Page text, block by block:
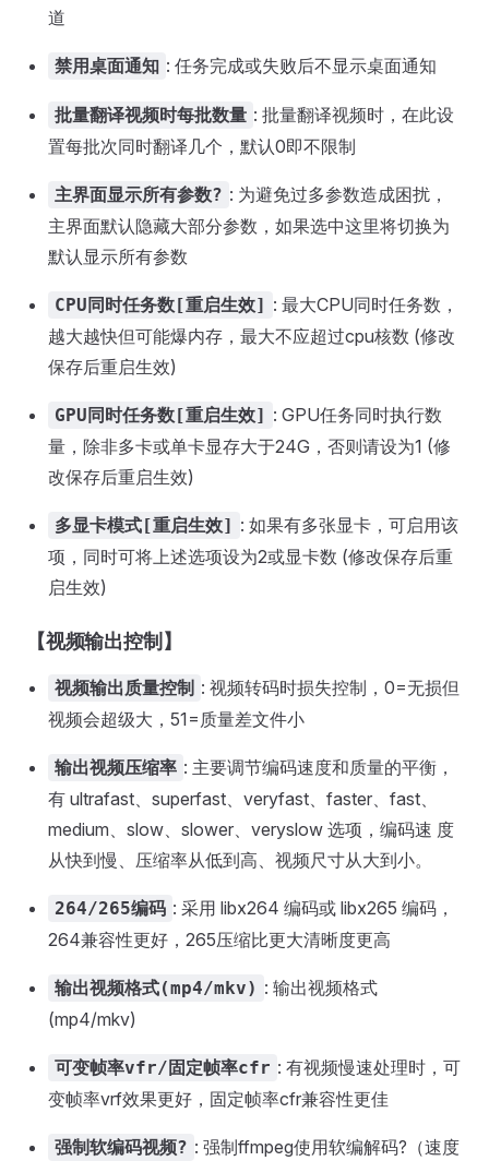
道
禁用桌面通知 : 任务完成或失败后不显示桌面通知
批量翻译视频时每批数量 : 批量翻译视频时，在此设
置每批次同时翻译几个，默认0即不限制
主界面显示所有参数? : 为避免过多参数造成困扰，
主界面默认隐藏大部分参数，如果选中这里将切换为
默认显示所有参数
CPU同时任务数[重启生效]
: 最大CPU同时任务数，
越大越快但可能爆内存，最大不应超过cpu核数 (修改
保存后重启生效)
GPU同时任务数[重启生效]
: GPU任务同时执行数
量，除非多卡或单卡显存大于24G，否则请设为1 (修
改保存后重启生效)
多显卡模式[重启生效]
: 如果有多张显卡，可启用该
项，同时可将上述选项设为2或显卡数 (修改保存后重
启生效)
【视频输出控制】
视频输出质量控制 : 视频转码时损失控制，0=无损但
视频会超级大，51=质量差文件小
输出视频压缩率 : 主要调节编码速度和质量的平衡，
有 ultrafast、superfast、veryfast、faster、fast、
medium、slow、slower、veryslow 选项，编码速 度
从快到慢、压缩率从低到高、视频尺寸从大到小。
264/265编码 : 采用 libx264 编码或 libx265 编码，
264兼容性更好，265压缩比更大清晰度更高
输出视频格式(mp4/mkv) : 输出视频格式
(mp4/mkv)
可变帧率vfr/固定帧率cfr : 有视频慢速处理时，可
变帧率vrf效果更好，固定帧率cfr兼容性更佳
强制软编码视频? : 强制ffmpeg使用软编解码?（速度